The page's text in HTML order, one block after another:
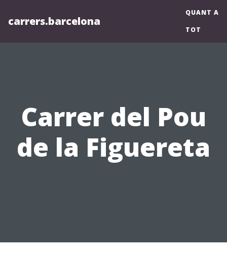
carrers.barcelona
QUANT A
TOT
Carrer del Pou
de la Figuereta